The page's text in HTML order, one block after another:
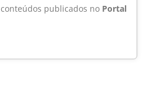
conteúdos publicados no Portal